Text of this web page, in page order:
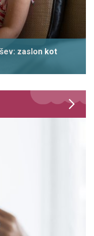
zaslon kot